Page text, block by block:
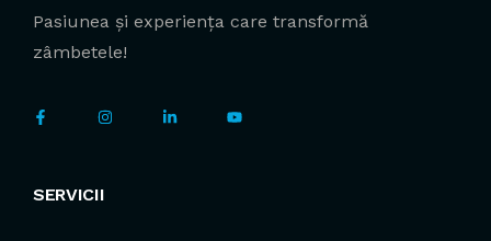
Pasiunea și experiența care transformă
zâmbetele!
SERVICII